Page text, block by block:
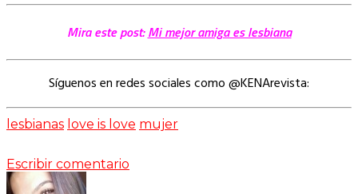
Mira este post:Mi mejor amiga es lesbiana
Síguenos en redes sociales como @KENArevista:
lesbianas love is love mujer
Escribir comentario